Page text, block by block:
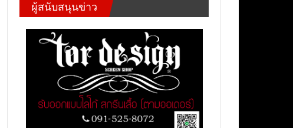
ผู้สนับสนุนข่าว